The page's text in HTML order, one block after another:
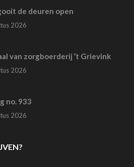
de deuren open
2026
van zorgboerderij ’t Grievink
2026
no. 933
2026